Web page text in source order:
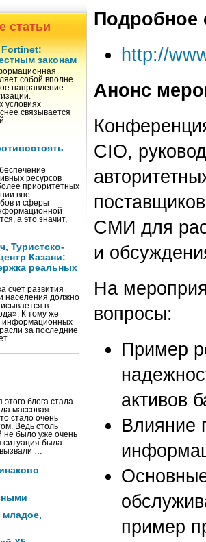
статьи
законам
собой вполне
направление
условиях
связывается
ресурсов
приоритетных
вне
и сферы
а это значит,
Туристско-
Казани:
реальных
счет развития
населения должно
в
К тому же
информационных
за последние
…
блога стала
массовая
стало очень
Ведь столь
не было уже очень
ситуация была
…
младое,
Подробное
http://
Анонс
CIO,
СМИ для
и
На
вопросы:
Пример
активов
Влияние
пример